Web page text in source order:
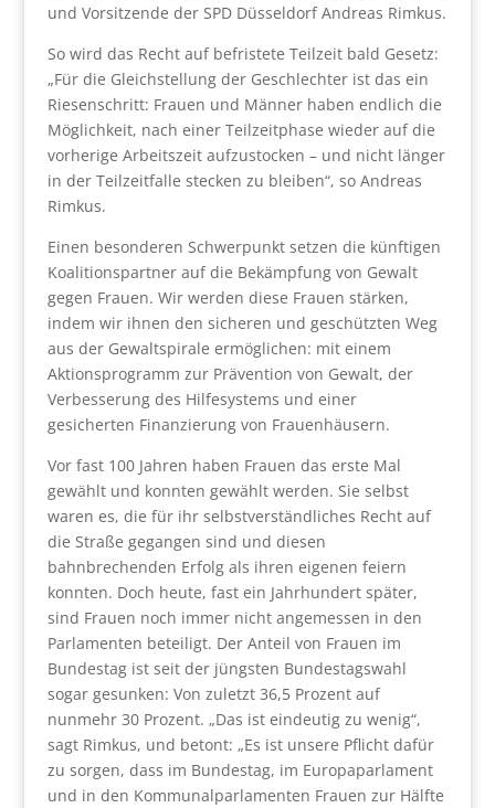
und Vorsitzende der SPD Düsseldorf Andreas Rimkus.
So wird das Recht auf befristete Teilzeit bald Gesetz:
„Für die Gleichstellung der Geschlechter ist das ein
Riesenschritt: Frauen und Männer haben endlich die
Möglichkeit, nach einer Teilzeitphase wieder auf die
vorherige Arbeitszeit aufzustocken – und nicht länger
in der Teilzeitfalle stecken zu bleiben“, so Andreas
Rimkus.
Einen besonderen Schwerpunkt setzen die künftigen
Koalitionspartner auf die Bekämpfung von Gewalt
gegen Frauen. Wir werden diese Frauen stärken,
indem wir ihnen den sicheren und geschützten Weg
aus der Gewaltspirale ermöglichen: mit einem
Aktionsprogramm zur Prävention von Gewalt, der
Verbesserung des Hilfesystems und einer
gesicherten Finanzierung von Frauenhäusern.
Vor fast 100 Jahren haben Frauen das erste Mal
gewählt und konnten gewählt werden. Sie selbst
waren es, die für ihr selbstverständliches Recht auf
die Straße gegangen sind und diesen
bahnbrechenden Erfolg als ihren eigenen feiern
konnten. Doch heute, fast ein Jahrhundert später,
sind Frauen noch immer nicht angemessen in den
Parlamenten beteiligt. Der Anteil von Frauen im
Bundestag ist seit der jüngsten Bundestagswahl
sogar gesunken: Von zuletzt 36,5 Prozent auf
nunmehr 30 Prozent. „Das ist eindeutig zu wenig“,
sagt Rimkus, und betont: „Es ist unsere Pflicht dafür
zu sorgen, dass im Bundestag, im Europaparlament
und in den Kommunalparlamenten Frauen zur Hälfte